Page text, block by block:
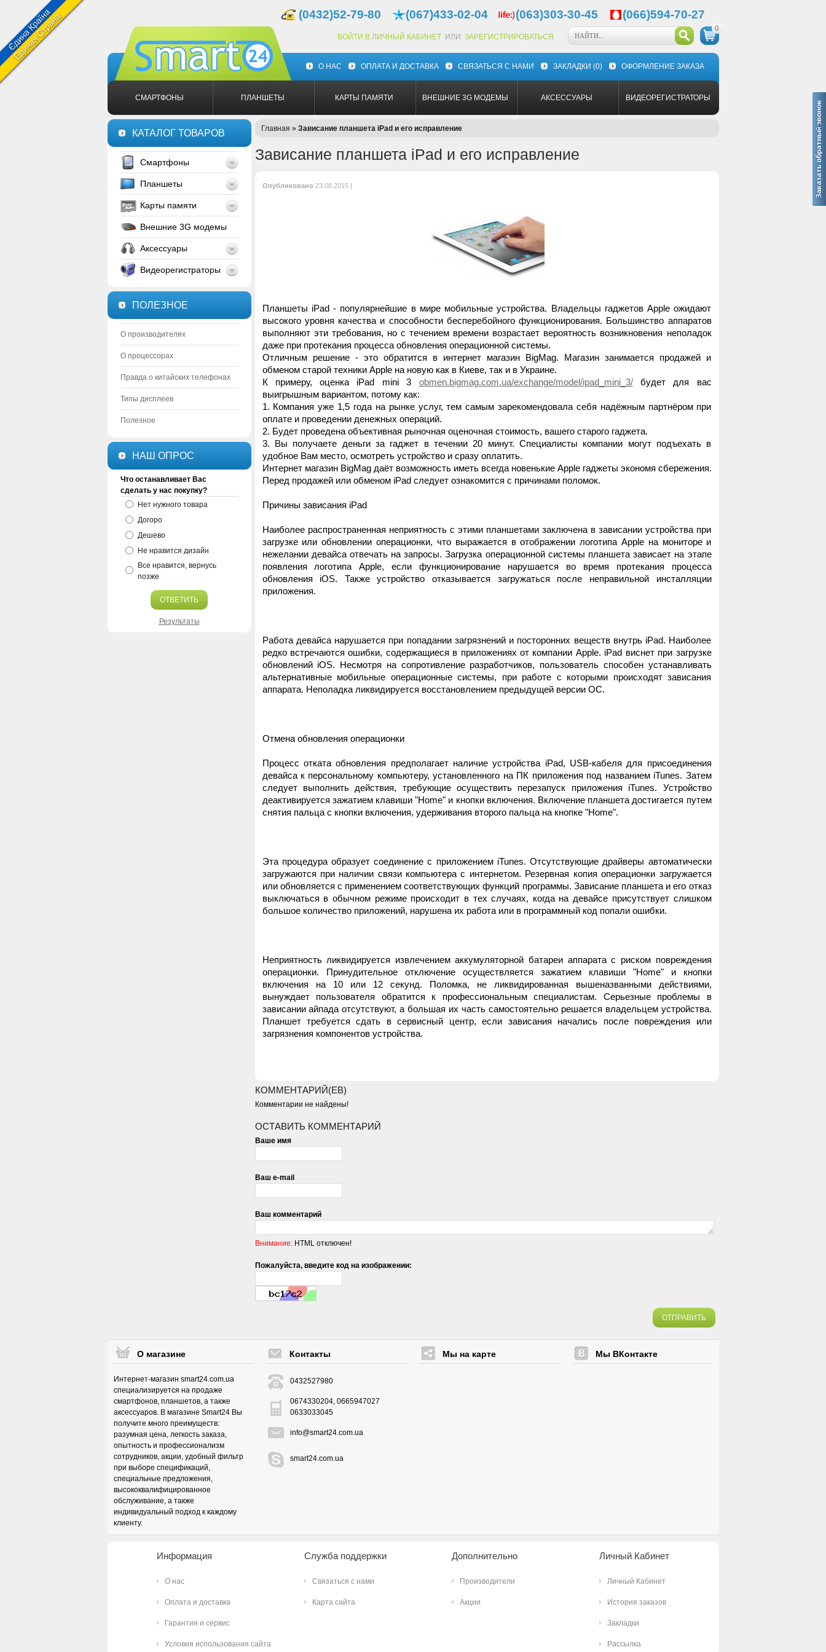
(0432)52-79-80 (067)433-02-04 (063)303-30-45 (066)594-70-27
0
ВОЙТИ В ЛИЧНЫЙ КАБИНЕТ
ИЛИ ЗАРЕГИСТРИРОВАТЬСЯ
О НАС ОПЛАТА И ДОСТАВКА СВЯЗАТЬСЯ С НАМИ ЗАКЛАДКИ (0) ОФОРМЛЕНИЕ ЗАКАЗА
СМАРТФОНЫ ПЛАНШЕТЫ КАРТЫ ПАМЯТИ ВНЕШНИЕ 3G МОДЕМЫ АКСЕССУАРЫ ВИДЕОРЕГИСТРАТОРЫ
КАТАЛОГ ТОВАРОВ
Смартфоны
Планшеты
Карты памяти
Внешние 3G модемы
Аксессуары
Видеорегистраторы
ПОЛЕЗНОЕ
О производителях
О процессорах
Правда о китайских телефонах
Типы дисплеев
Полезное
НАШ ОПРОС
Что останавливает Вас
сделать у нас покупку?
Нет нужного товара
Догоро
Дешево
Не нравится дизайн
Все нравится, вернусь
позже
ОТВЕТИТЬ
Результаты
Главная » Зависание планшета iPad и его исправление
Зависание планшета iPad и его исправление
Опубликовано 23.08.2015 |
Планшеты iPad - популярнейшие в мире мобильные устройства. Владельцы гаджетов Apple ожидают
высокого уровня качества и способности бесперебойного функционирования. Большинство аппаратов
выполняют эти требования, но с течением времени возрастает вероятность возникновения неполадок
даже при протекания процесса обновления операционной системы.
Отличным решение - это обратится в интернет магазин BigMag. Магазин занимается продажей и
обменом старой техники Apple на новую как в Киеве, так и в Украине.
К примеру, оценка iPad mini 3 obmen.bigmag.com.ua/exchange/model/ipad_mini_3/будет для вас
выигрышным вариантом, потому как:
1. Компания уже 1,5 года на рынке услуг, тем самым зарекомендовала себя надёжным партнёром при
оплате и проведении денежных операций.
2. Будет проведена объективная рыночная оценочная стоимость, вашего старого гаджета.
3. Вы получаете деньги за гаджет в течении 20 минут. Специалисты компании могут подъехать в
удобное Вам место, осмотреть устройство и сразу оплатить.
Интернет магазин BigMag даёт возможность иметь всегда новенькие Apple гаджеты экономя сбережения.
Перед продажей или обменом iPad следует ознакомится с причинами поломок.
Причины зависания iPad
Наиболее распространенная неприятность с этими планшетами заключена в зависании устройства при
загрузке или обновлении операционки, что выражается в отображении логотипа Apple на мониторе и
нежелании девайса отвечать на запросы. Загрузка операционной системы планшета зависает на этапе
появления логотипа Apple, если функционирование нарушается во время протекания процесса
обновления iOS. Также устройство отказывается загружаться после неправильной инсталляции
приложения.
Работа девайса нарушается при попадании загрязнений и посторонних веществ внутрь iPad. Наиболее
редко встречаются ошибки, содержащиеся в приложениях от компании Apple. iPad виснет при загрузке
обновлений iOS. Несмотря на сопротивление разработчиков, пользователь способен устанавливать
альтернативные мобильные операционные системы, при работе с которыми происходят зависания
аппарата. Неполадка ликвидируется восстановлением предыдущей версии ОС.
Отмена обновления операционки
Процесс отката обновления предполагает наличие устройства iPad, USB-кабеля для присоединения
девайса к персональному компьютеру, установленного на ПК приложения под названием iTunes. Затем
следует выполнить действия, требующие осуществить перезапуск приложения iTunes. Устройство
деактивируется зажатием клавиши "Home" и кнопки включения. Включение планшета достигается путем
снятия пальца с кнопки включения, удерживания второго пальца на кнопке "Home".
Эта процедура образует соединение с приложением iTunes. Отсутствующие драйверы автоматически
загружаются при наличии связи компьютера с интернетом. Резервная копия операционки загружается
или обновляется с применением соответствующих функций программы. Зависание планшета и его отказ
выключаться в обычном режиме происходит в тех случаях, когда на девайсе присутствует слишком
большое количество приложений, нарушена их работа или в программный код попали ошибки.
Неприятность ликвидируется извлечением аккумуляторной батареи аппарата с риском повреждения
операционки. Принудительное отключение осуществляется зажатием клавиши "Home" и кнопки
включения на 10 или 12 секунд. Поломка, не ликвидированная вышеназванными действиями,
вынуждает пользователя обратится к профессиональным специалистам. Серьезные проблемы в
зависании айпада отсутствуют, а большая их часть самостоятельно решается владельцем устройства.
Планшет требуется сдать в сервисный центр, если зависания начались после повреждения или
загрязнения компонентов устройства.
КОММЕНТАРИЙ(ЕВ)
Комментарии не найдены!
ОСТАВИТЬ КОММЕНТАРИЙ
Ваше имя
Ваш e-mail
Ваш комментарий
Внимание:HTML отключен!
Пожалуйста, введите код на изображении:
ОТПРАВИТЬ
О магазине
Интернет-магазин smart24.com.ua
специализируется на продаже
смартфонов, планшетов, а также
аксессуаров. В магазине Smart24 Вы
получите много преимуществ:
разумная цена, легкость заказа,
опытность и профессионализм
сотрудников, акции, удобный фильтр
при выборе спецификаций,
специальные предложения,
высококвалифицированное
обслуживание, а также
индивидуальный подход к каждому
клиенту.
Контакты
0432527980
0674330204, 0665947027
0633033045
info@smart24.com.ua
smart24.com.ua
Мы на карте Мы ВКонтакте
Информация
О нас
Оплата и доставка
Гарантия и сервис
Условия использования сайта
Служба поддержки
Связаться с нами
Карта сайта
Дополнительно
Производители
Акции
Личный Кабинет
Личный Кабинет
История заказов
Закладки
Рассылка